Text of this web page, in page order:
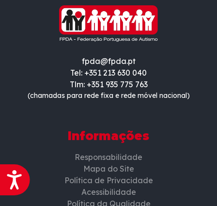
Acessibilidade
fpda@fpda.pt
Tel: +351 213 630 040
Tlm: +351 935 775 763
(chamadas para rede fixa e rede móvel nacional)
Informações
Responsabilidade
Mapa do Site
Política de Privacidade
Acessibilidade
Política da Qualidade